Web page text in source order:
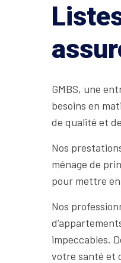
GMBS, une
besoins en
de qualité et
Nos
ménage de
pour mettre
Nos
impeccables.
votre santé et